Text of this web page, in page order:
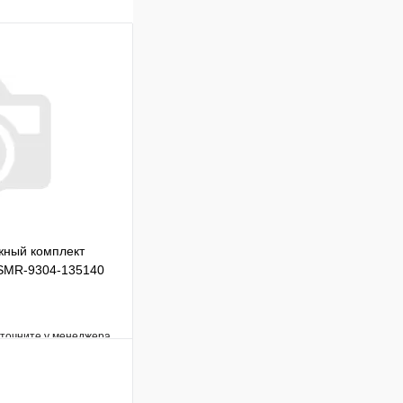
комплект
9304-135140
у менеджера